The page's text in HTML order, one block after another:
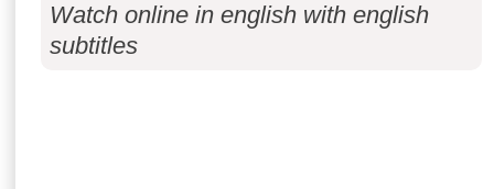
Watch online in english with english
subtitles